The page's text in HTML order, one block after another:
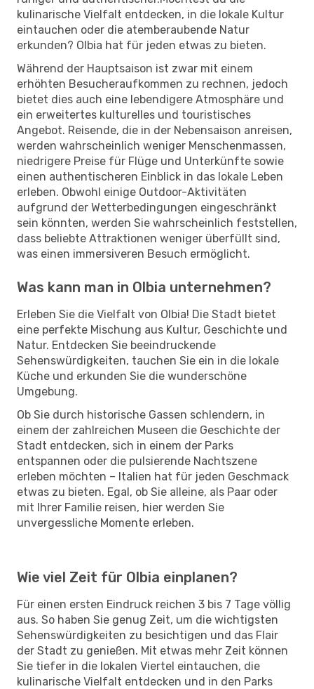
kulinarische Vielfalt entdecken, in die lokale Kultur
eintauchen oder die atemberaubende Natur
erkunden? Olbia hat für jeden etwas zu bieten.
Während der Hauptsaison ist zwar mit einem
erhöhten Besucheraufkommen zu rechnen, jedoch
bietet dies auch eine lebendigere Atmosphäre und
ein erweitertes kulturelles und touristisches
Angebot. Reisende, die in der Nebensaison anreisen,
werden wahrscheinlich weniger Menschenmassen,
niedrigere Preise für Flüge und Unterkünfte sowie
einen authentischeren Einblick in das lokale Leben
erleben. Obwohl einige Outdoor-Aktivitäten
aufgrund der Wetterbedingungen eingeschränkt
sein könnten, werden Sie wahrscheinlich feststellen,
dass beliebte Attraktionen weniger überfüllt sind,
was einen immersiveren Besuch ermöglicht.
Was kann man in Olbia unternehmen?
Erleben Sie die Vielfalt von Olbia! Die Stadt bietet
eine perfekte Mischung aus Kultur, Geschichte und
Natur. Entdecken Sie beeindruckende
Sehenswürdigkeiten, tauchen Sie ein in die lokale
Küche und erkunden Sie die wunderschöne
Umgebung.
Ob Sie durch historische Gassen schlendern, in
einem der zahlreichen Museen die Geschichte der
Stadt entdecken, sich in einem der Parks
entspannen oder die pulsierende Nachtszene
erleben möchten – Italien hat für jeden Geschmack
etwas zu bieten. Egal, ob Sie alleine, als Paar oder
mit Ihrer Familie reisen, hier werden Sie
unvergessliche Momente erleben.
Wie viel Zeit für Olbia einplanen?
Für einen ersten Eindruck reichen 3 bis 7 Tage völlig
aus. So haben Sie genug Zeit, um die wichtigsten
Sehenswürdigkeiten zu besichtigen und das Flair
der Stadt zu genießen. Mit etwas mehr Zeit können
Sie tiefer in die lokalen Viertel eintauchen, die
kulinarische Vielfalt entdecken und in den Parks